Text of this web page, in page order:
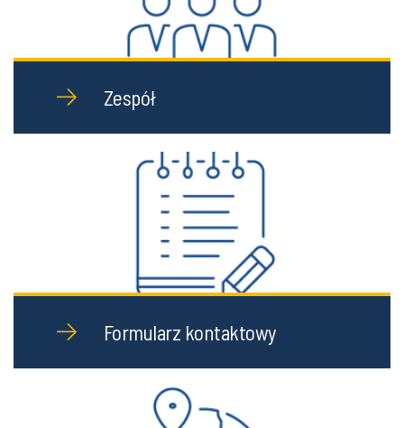
Zespół
Formularz kontaktowy